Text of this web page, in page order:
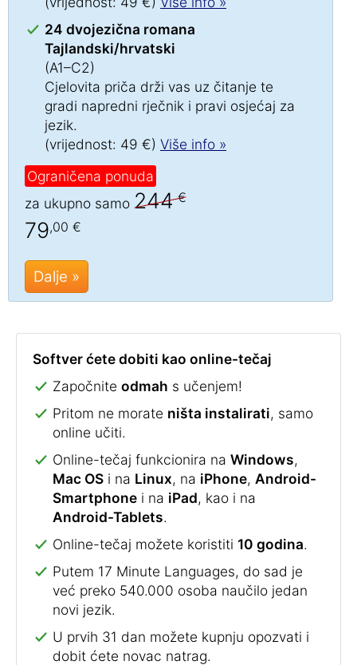
24 dvojezična romana
Tajlandski/hrvatski
(A1–C2)
Cjelovita priča drži vas uz čitanje te
gradi napredni rječnik i pravi osjećaj za
jezik.
(vrijednost: 49 €) Više info »
Ograničena ponuda
za ukupno samo 244€
79,00 €
Dalje »
Softver ćete dobiti kao online-tečaj
Započnite odmah s učenjem!
Pritom ne morate ništa instalirati, samo
online učiti.
Online-tečaj funkcionira na Windows,
Mac OS i na Linux, na iPhone, Android-
Smartphone i na iPad, kao i na
Android-Tablets.
Online-tečaj možete koristiti 10 godina.
Putem 17 Minute Languages, do sad je
već preko 540.000 osoba naučilo jedan
novi jezik.
U prvih 31 dan možete kupnju opozvati i
dobit ćete novac natrag.